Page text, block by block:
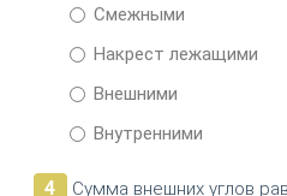
Смежными
Накрест лежащими
Внешними
Внутренними
4
Сумма внешних углов